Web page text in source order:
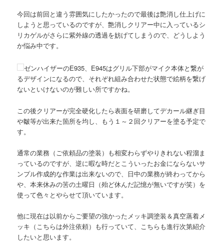
今回は前回と違う雰囲気にしたかったので最後は艶消し仕上げに
しようと思っているのですが、艶消しクリアー中に入っているシ
リカゲルがさらに紫外線の透過を妨げてしまうので、どうしよう
か悩み中です。
ゼンハイザーのE935、E945はグリル下部がマイク本体と繋が
るデザインになるので、それぞれ組み合わせた状態で絵柄を繋げ
ないといけないのが難しい所ですかね。
この後クリアーが完全硬化したら表面を研磨してデカール継ぎ目
や皺等が出来た箇所を均し、もう１～２回クリアーを塗る予定で
す。
通常の業務（ご依頼品の塗装）も相変わらずやりきれない程溜ま
っているのですが、逆に暇な時だとこういったお金にならないサ
ンプル作成的な作業は出来ないので、日中の業務が終わってから
や、本来休みの筈の土曜日（殆ど休んだ記憶が無いですが笑）を
使って色々とやらせて頂いています。
他に現在は以前からご要望の強かったメッキ調塗装＆真空蒸着メ
ッキ（こちらは外注依頼）も行っていて、こちらも進行次第紹介
したいと思います。